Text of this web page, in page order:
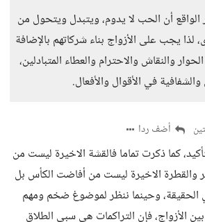
أن الحب لا يدوم، ويتبدل ويتحول من
لذا يجب على الأزواج بناء شركاتهم بالإضافة
والنقاش والاحترام والعطاء المتبادلين،
في الأقوال والأفعال.
أضف ردا
كما ذكرت تماما فالقشة الاخيرة ليست من
والقطرة الاخيرة ليست من أفاضت الكأس بل
الحقيقة، وحينما ننظر لموضوغ ضخم ومهم
الأزواج، فإن التراكمات هي سبي الطلاق